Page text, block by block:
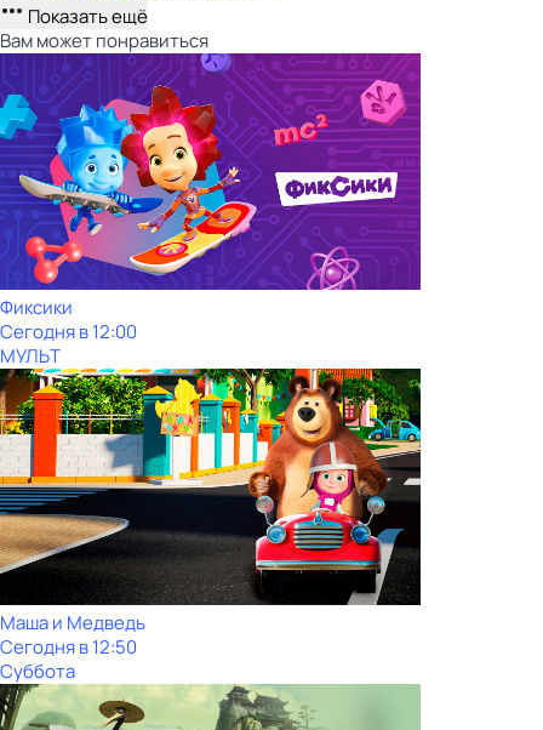
Показать ещё
Вам может понравиться
Фиксики
Сегодня в 12:00
МУЛЬТ
Маша и Медведь
Сегодня в 12:50
Суббота